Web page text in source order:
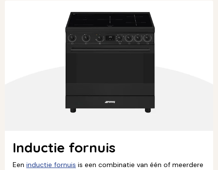
Inductie fornuis
Een inductie fornuis is een combinatie van één of meerdere